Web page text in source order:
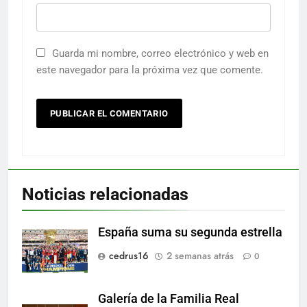
Guarda mi nombre, correo electrónico y web en
este navegador para la próxima vez que comente.
Noticias relacionadas
España suma su segunda estrella
cedrus16
2 semanas atrás 0
Galería de la Familia Real